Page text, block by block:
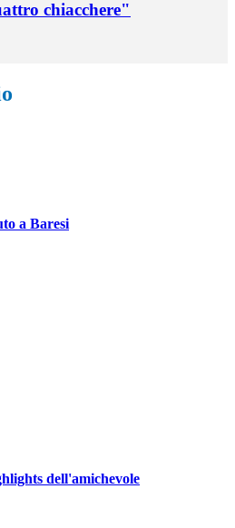
chiacchere"
a Baresi
dell'amichevole